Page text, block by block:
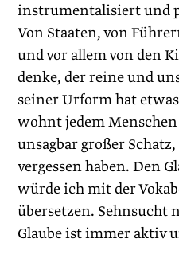
instrumentalisiert und
Von Staaten, von
und vor allem von den
denke, der reine und
seiner Urform hat
wohnt jedem
unsagbar großer
vergessen haben. Den
würde ich mit der
übersetzen. Sehnsucht
Glaube ist immer aktiv